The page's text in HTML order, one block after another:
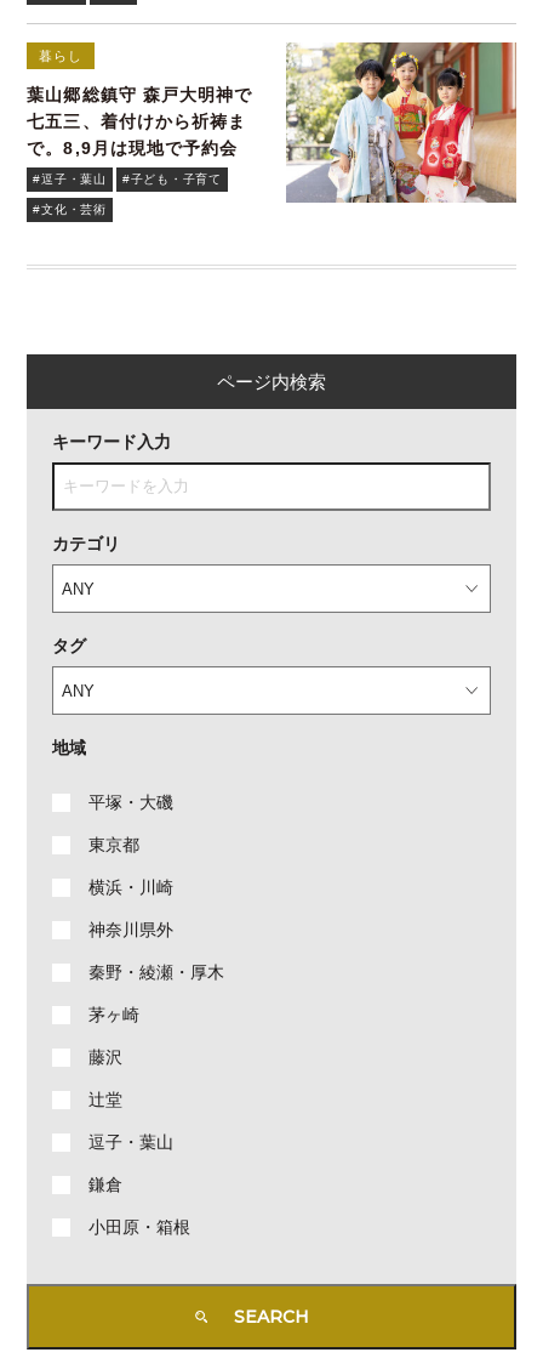
暮らし
葉山郷総鎮守 森戸大明神で
七五三、着付けから祈祷ま
で。8,9月は現地で予約会
#逗子・葉山 #子ども・子育て
#文化・芸術
ページ内検索
キーワード入力
カテゴリ
タグ
地域
平塚・大磯
東京都
横浜・川崎
神奈川県外
秦野・綾瀬・厚木
茅ヶ崎
藤沢
辻堂
逗子・葉山
鎌倉
小田原・箱根